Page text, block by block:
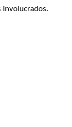
involucrados.